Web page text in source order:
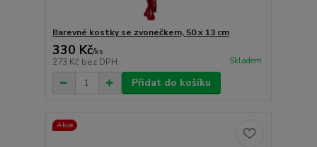
Barevné kostky se zvonečkem, 50 x 13 cm
330 Kč/ks
273 Kč bez DPH Skladem
Přidat do košíku
Akce